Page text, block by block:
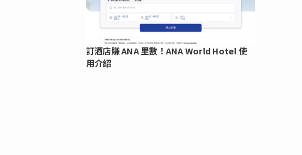
訂酒店賺 ANA 里數！ANA World Hotel 使
用介紹